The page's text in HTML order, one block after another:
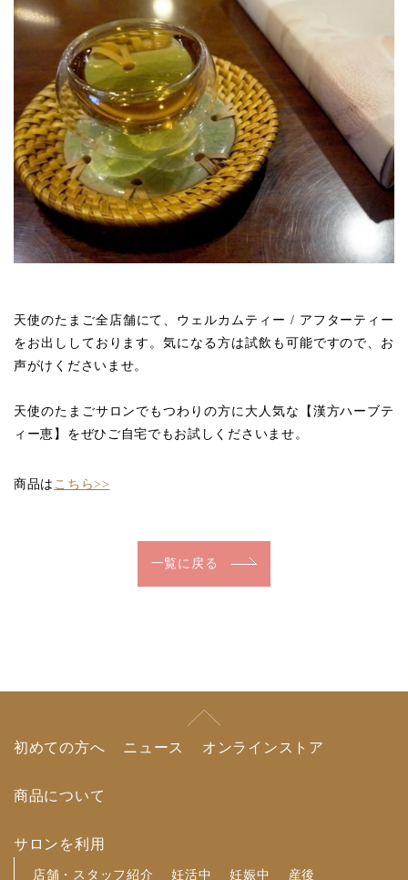
天使のたまご全店舗にて、ウェルカムティー / アフターティー
をお出ししております。気になる方は試飲も可能ですので、お
声がけくださいませ。
天使のたまごサロンでもつわりの方に大人気な【漢方ハーブテ
ィー恵】をぜひご自宅でもお試しくださいませ。
商品は こちら>>
一覧に戻る
初めての方へ ニュース オンラインストア
商品について
サロンを利用
店舗・スタッフ紹介
妊活中 妊娠中 産後